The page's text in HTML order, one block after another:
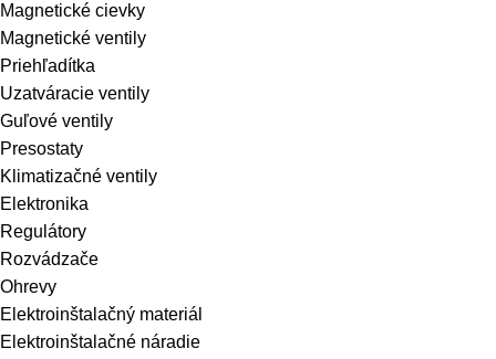
Magnetické cievky
Magnetické ventily
Priehľadítka
Uzatváracie ventily
Guľové ventily
Presostaty
Klimatizačné ventily
Elektronika
Regulátory
Rozvádzače
Ohrevy
Elektroinštalačný materiál
Elektroinštalačné náradie